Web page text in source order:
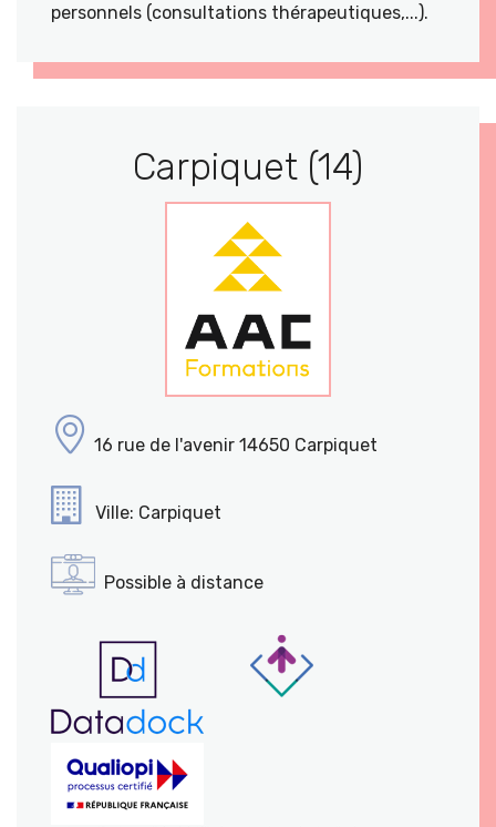
personnels (consultations thérapeutiques,...).
Carpiquet (14)
16 rue de l'avenir 14650 Carpiquet
Ville: Carpiquet
Possible à distance